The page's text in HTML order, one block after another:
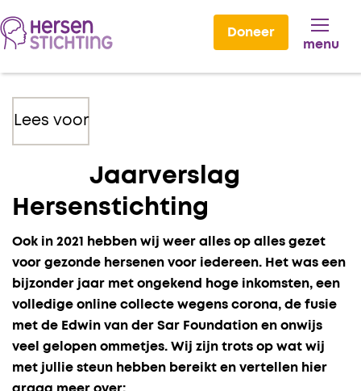
Doneer
menu
Lees voor
Jaarverslag
Hersenstichting
Ook in 2021 hebben wij weer alles op alles gezet
voor gezonde hersenen voor iedereen. Het was een
bijzonder jaar met ongekend hoge inkomsten, een
volledige online collecte wegens corona, de fusie
met de Edwin van der Sar Foundation en onwijs
veel gelopen ommetjes. Wij zijn trots op wat wij
met jullie steun hebben bereikt en vertellen hier